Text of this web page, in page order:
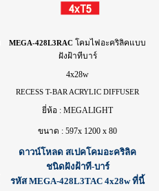
MEGA-428L3RAC โคมไฟ อะคริลิคแบบ
ฝังฝ้าทีบาร์
4x28w
RECESS T-BAR ACRYLIC DIFFUSER
ยี่ห้อ : MEGALIGHT
ขนาด : 597x 1200 x 80
ดาวน์โหลด สเปคโคมอะคริลิค
ชนิดฝังฝ้าที-บาร์
รหัส MEGA-428L3TAC 4x28w ที่นี้